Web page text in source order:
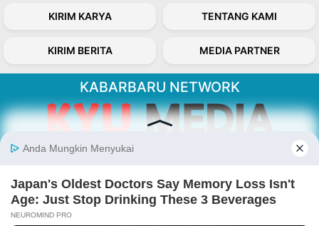
KIRIM KARYA TENTANG KAMI
KIRIM BERITA MEDIA PARTNER
KABARBARU NETWORK
Kabarbaru.co menyajikan berita aktual dan
inspiratif dari sudut pandang berbaik sangka